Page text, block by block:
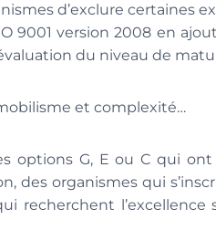
d’exclure certaines
9001 version 2008 en
du niveau de
et complexité…
options G, E ou C qui
des organismes qui
recherchent l’excellence